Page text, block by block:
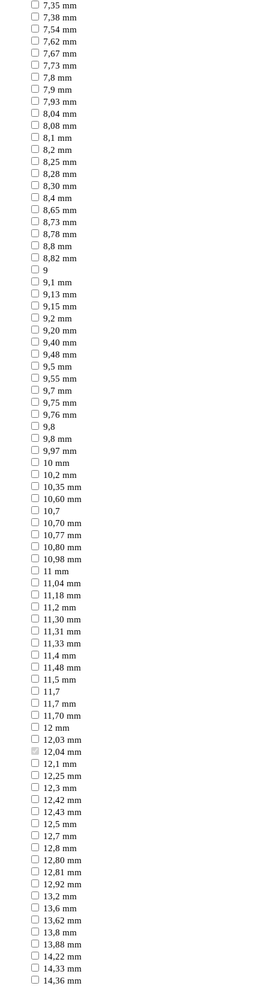
7,35 mm
7,38 mm
7,54 mm
7,62 mm
7,67 mm
7,73 mm
7,8 mm
7,9 mm
7,93 mm
8,04 mm
8,08 mm
8,1 mm
8,2 mm
8,25 mm
8,28 mm
8,30 mm
8,4 mm
8,65 mm
8,73 mm
8,78 mm
8,8 mm
8,82 mm
9
9,1 mm
9,13 mm
9,15 mm
9,2 mm
9,20 mm
9,40 mm
9,48 mm
9,5 mm
9,55 mm
9,7 mm
9,75 mm
9,76 mm
9,8
9,8 mm
9,97 mm
10 mm
10,2 mm
10,35 mm
10,60 mm
10,7
10,70 mm
10,77 mm
10,80 mm
10,98 mm
11 mm
11,04 mm
11,18 mm
11,2 mm
11,30 mm
11,31 mm
11,33 mm
11,4 mm
11,48 mm
11,5 mm
11,7
11,7 mm
11,70 mm
12 mm
12,03 mm
12,04 mm
12,1 mm
12,25 mm
12,3 mm
12,42 mm
12,43 mm
12,5 mm
12,7 mm
12,8 mm
12,80 mm
12,81 mm
12,92 mm
13,2 mm
13,6 mm
13,62 mm
13,8 mm
13,88 mm
14,22 mm
14,33 mm
14,36 mm